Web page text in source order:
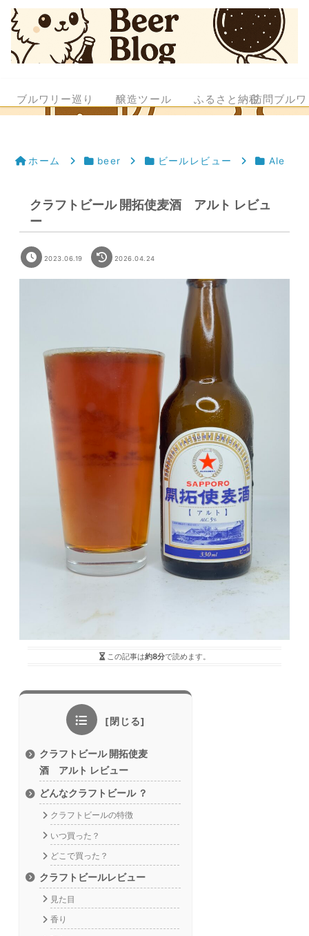
ブルワリー巡り 醸造ツール ふるさと納税訪問ブル
ホーム beer ビールレビュー Ale
クラフトビール 開拓使麦酒 アルト レビュ
ー
2023.06.19 2026.04.24
この記事は約8分で読めます。
クラフトビール 開拓使麦
酒 アルト レビュー
どんなクラフトビール ？
クラフトビールの特徴
いつ買った？
どこで買った？
クラフトビールレビュー
見た目
香り